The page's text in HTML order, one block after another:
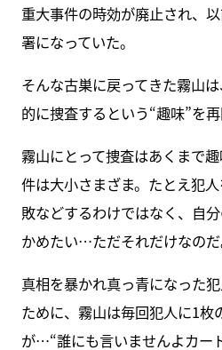
重大事件の時効が廃止され、
署になっていた。
そんな古巣に戻ってきた霧山
的に捜査するという“趣味”を再
霧山にとって捜査はあくまで
件は大小さまざま。たとえ犯
敗などするわけではなく、自
かめたい…ただそれだけなのだ
真相を暴かれ真っ青になった
ために、霧山は毎回犯人に1枚
が…“誰にも言いませんよカー